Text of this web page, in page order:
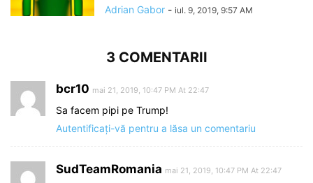
Adrian Gabor - iul. 9, 2019, 9:57 AM
3 COMENTARII
bcr10 mai 21, 2019, 10:47 PM At 22:47
Sa facem pipi pe Trump!
Autentificați-vă pentru a lăsa un comentariu
SudTeamRomania mai 21, 2019, 10:47 PM At 22:47